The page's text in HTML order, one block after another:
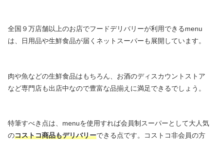
全国９万店舗以上のお店でフードデリバリーが利用できるmenu
は、日用品や生鮮食品が届くネットスーパーも展開しています。
肉や魚などの生鮮食品はもちろん、お酒のディスカウントストア
など専門店も出店中なので豊富な品揃えに満足できるでしょう。
特筆すべき点は、menuを使用すれば会員制スーパーとして大人気
のコストコ商品もデリバリーできる点です。コストコ非会員の方